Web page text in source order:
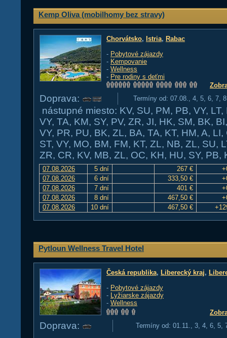
Kemp Oliva (mobilhomy bez stravy)
Chorvátsko, Istria, Rabac
- Pobytové zájazdy
- Kempovanie
- Wellness
- Pre rodiny s deťmi
Doprava: Termíny od: 07.08., 4, 5, 6, 7,
nástupné miesto: KV, SU, PM, PB, VY,
VY, TA, KM, SY, PV, ZR, JI, HK, SM, BK,
VY, PR, PU, BK, ZL, BA, TA, KT, HM, A,
ST, VY, MO, BM, FM, KT, ZL, NB, ZL, SU,
ZR, CR, KV, MB, ZL, OC, KH, HU, SY, PB,
07.08.2026 5 dní 267 €
07.08.2026
6 dní 333,50 €
07.08.2026
7 dní 401 €
07.08.2026
8 dní 467,50 €
07.08.2026
10 dní 467,50 €
Pytloun Wellness Travel Hotel
Česká republika, Liberecký kraj,
- Pobytové zájazdy
- Lyžiarske zájazdy
- Wellness
Doprava: Termíny od: 01.11., 3, 4, 6, 5,